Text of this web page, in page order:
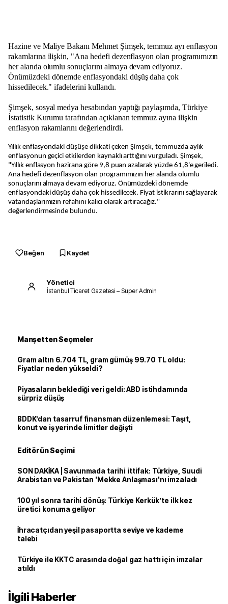
Hazine ve Maliye Bakanı Mehmet Şimşek, temmuz ayı enflasyon
rakamlarına ilişkin, "Ana hedefi dezenflasyon olan programımızın
her alanda olumlu sonuçlarını almaya devam ediyoruz.
Önümüzdeki dönemde enflasyondaki düşüş daha çok
hissedilecek." ifadelerini kullandı.
Şimşek, sosyal medya hesabından yaptığı paylaşımda, Türkiye
İstatistik Kurumu tarafından açıklanan temmuz ayına ilişkin
enflasyon rakamlarını değerlendirdi.
Yıllık enflasyondaki düşüşe dikkati çeken Şimşek, temmuzda aylık
enflasyonun geçici etkilerden kaynaklı arttığını vurguladı. Şimşek,
"Yıllık enflasyon hazirana göre 9,8 puan azalarak yüzde 61,8'e geriledi.
Ana hedefi dezenflasyon olan programımızın her alanda olumlu
sonuçlarını almaya devam ediyoruz. Önümüzdeki dönemde
enflasyondaki düşüş daha çok hissedilecek. Fiyat istikrarını sağlayarak
vatandaşlarımızın refahını kalıcı olarak artıracağız."
değerlendirmesinde bulundu.
Beğen Kaydet
Yönetici
İstanbul Ticaret Gazetesi – Süper Admin
Manşetten Seçmeler
Gram altın 6.704 TL, gram gümüş 99.70 TL oldu:
Fiyatlar neden yükseldi?
Piyasaların beklediği veri geldi: ABD istihdamında
sürpriz düşüş
BDDK’dan tasarruf finansman düzenlemesi: Taşıt,
konut ve iş yerinde limitler değişti
Editörün Seçimi
SON DAKİKA | Savunmada tarihi ittifak: Türkiye, Suudi
Arabistan ve Pakistan 'Mekke Anlaşması'nı imzaladı
100 yıl sonra tarihi dönüş: Türkiye Kerkük’te ilk kez
üretici konuma geliyor
İhracatçıdan yeşil pasaportta seviye ve kademe
talebi
Türkiye ile KKTC arasında doğal gaz hattı için imzalar
atıldı
İlgili Haberler